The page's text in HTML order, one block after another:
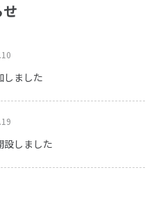
しました
設しました